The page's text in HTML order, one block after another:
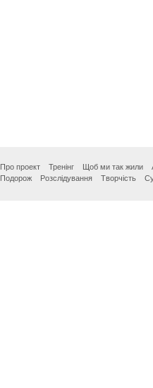
Про проект Тренінг Щоб ми так жили
Подорож
Розслідування Творчість